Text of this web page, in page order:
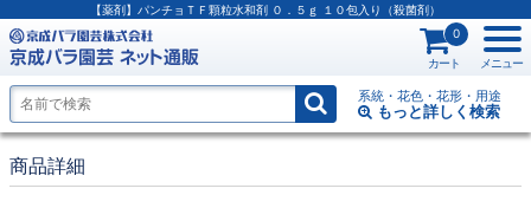
【薬剤】パンチョＴＦ顆粒水和剤 ０．５ｇ １０包入り（殺菌剤）
系統・花色・花形・用途
もっと詳しく検索
カート
0
メニュー
商品詳細